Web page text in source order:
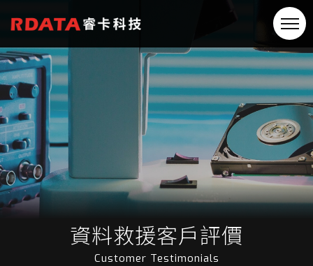
資料救援客戶評價
Customer Testimonials